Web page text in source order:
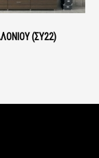
(ΣΥ22)